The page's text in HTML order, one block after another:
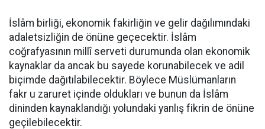
İslâm birliği, ekonomik fakirliğin ve gelir dağılımındaki
adaletsizliğin de önüne geçecektir. İslâm
coğrafyasının millî serveti durumunda olan ekonomik
kaynaklar da ancak bu sayede korunabilecek ve adil
biçimde dağıtılabilecektir. Böylece Müslümanların
fakr u zaruret içinde oldukları ve bunun da İslâm
dininden kaynaklandığı yolundaki yanlış fikrin de önüne
geçilebilecektir.